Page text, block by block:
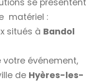
matériel :
situés à Bandol
votre événement,
de Hyères-les-